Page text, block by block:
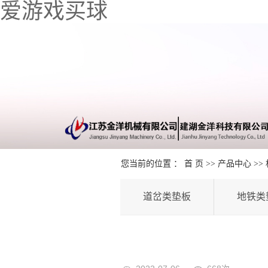
爱游戏买球
您当前的位置 ： 首 页 >> 产品中心>>
道岔类垫板 地铁类